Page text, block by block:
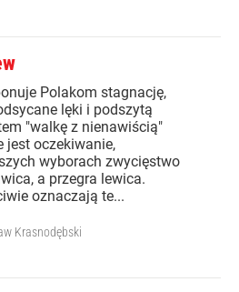
Polakom stagnację,
lęki i podszytą
"walkę z nienawiścią"
jest oczekiwanie,
wyborach zwycięstwo
a przegra lewica.
oznaczają te...
Krasnodębski